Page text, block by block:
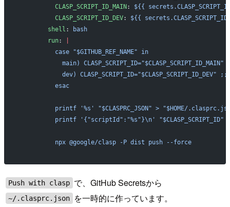
          CLASP_SCRIPT_ID_MAIN
: ${{
          CLASP_SCRIPT_ID_DEV
: ${{
        shell
:
bash
        run
:
          case "$GITHUB_REF_NAME" in
main) CLASP_SCRIPT_ID="$CLASP_SCRIPT_ID_MAIN"
            dev) CLASP_SCRIPT_ID="$CLASP_SCRIPT_ID_DEV" ;;
          esac
printf '%s' "$CLASPRC_JSON" > "$HOME/
printf '{"scriptId":"%s"}\n' "$CLASP_SCRIPT_ID"
          npx @google/clasp -P dist push --force
Push with clasp で、GitHub Secretsから
~/.clasprc.json
を一時的に作っています。